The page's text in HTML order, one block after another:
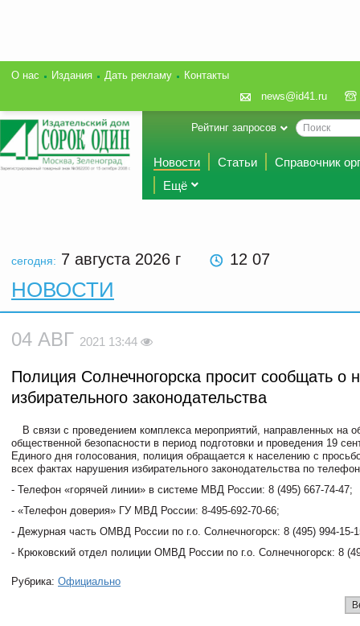
О нас Издания Дать рекламу
Контакты
news@id41.ru
Рейтинг запросов
Новости Статьи
Справочник
Ещё
сегодня: 7 августа 2026 г 12 07
НОВОСТИ
04 АВГ 2021 13:44
Полиция Солнечногорска просит сообщать о
избирательного законодательства
В связи с проведением комплекса мероприятий, направленных на
общественной безопасности в период подготовки и проведения 19
Единого дня голосования, полиция обращается к населению с
всех фактах нарушения избирательного законодательства по
- Телефон «горячей линии» в системе МВД России: 8 (495) 667-74-47;
- «Телефон доверия» ГУ МВД России: 8-495-692-70-66;
- Дежурная часть ОМВД России по г.о. Солнечногорск: 8 (495) 994-15-
- Крюковский отдел полиции ОМВД России по г.о. Солнечногорск: 8
Рубрика: Официально